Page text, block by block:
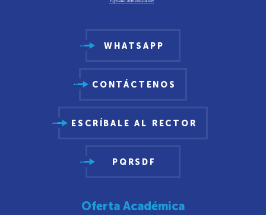
WHATSAPP
CONTÁCTENOS
ESCRÍBALE AL RECTOR
PQRSDF
Oferta Académica